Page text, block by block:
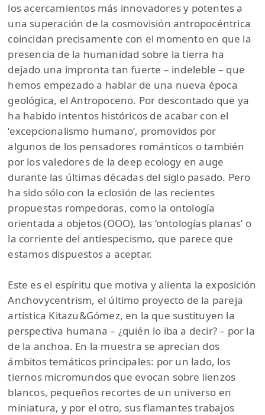
los acercamientos más innovadores y potentes a
una superación de la cosmovisión antropocéntrica
coincidan precisamente con el momento en que la
presencia de la humanidad sobre la tierra ha
dejado una impronta tan fuerte – indeleble – que
hemos empezado a hablar de una nueva época
geológica, el Antropoceno. Por descontado que ya
ha habido intentos históricos de acabar con el
‘excepcionalismo humano’, promovidos por
algunos de los pensadores románticos o también
por los valedores de la deep ecology en auge
durante las últimas décadas del siglo pasado. Pero
ha sido sólo con la eclosión de las recientes
propuestas rompedoras, como la ontología
orientada a objetos (OOO), las ‘ontologías planas’ o
la corriente del antiespecismo, que parece que
estamos dispuestos a aceptar.
Este es el espíritu que motiva y alienta la exposición
Anchovycentrism, el último proyecto de la pareja
artística Kitazu&Gómez, en la que sustituyen la
perspectiva humana – ¿quién lo iba a decir? – por la
de la anchoa. En la muestra se aprecian dos
ámbitos temáticos principales: por un lado, los
tiernos micromundos que evocan sobre lienzos
blancos, pequeños recortes de un universo en
miniatura, y por el otro, sus flamantes trabajos